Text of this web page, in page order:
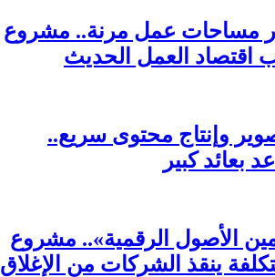
مساحات عمل مرنة.. مشروع
اقتصاد العمل الحديث
وإنتاج محتوى سريع..
بعائد كبير
الأصول الرقمية».. مشروع
ينقذ الشركات من الإغلاق